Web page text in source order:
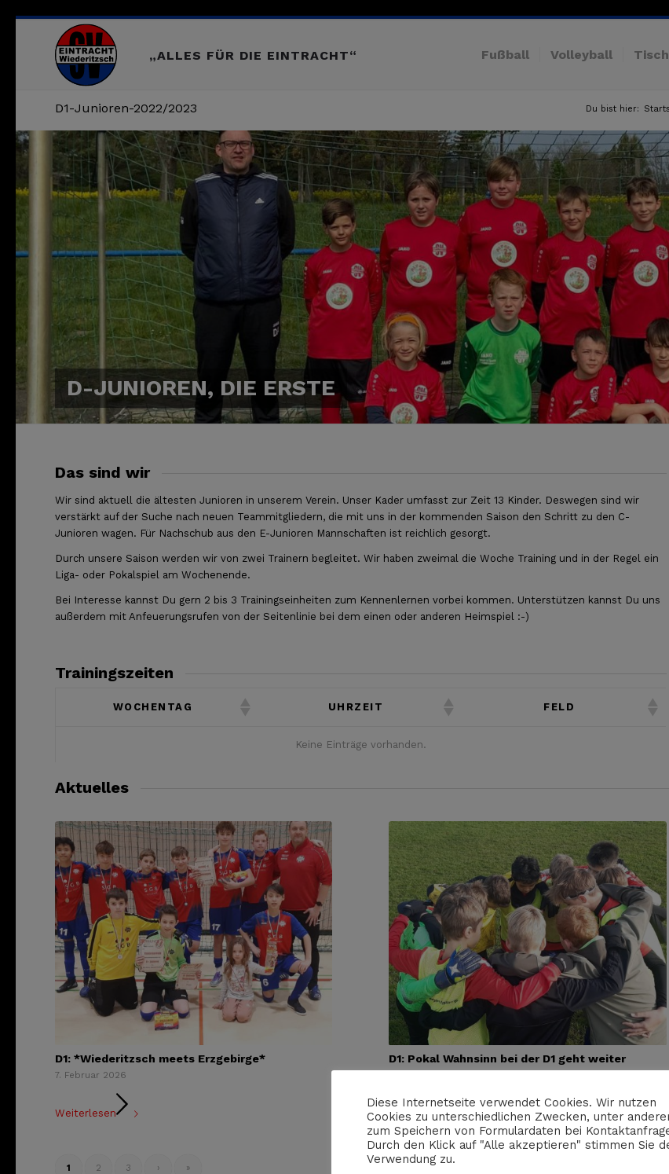
Fußball Volleyball
„ALLES FÜR DIE EINTRACHT“
D1-Junioren-2022/2023 Du bist hier:
D-JUNIOREN, DIE ERSTE
Das sind wir
Wir sind aktuell die ältesten Junioren in unserem Verein. Unser Kader umfasst zur Zeit 13 Kinder. Deswegen sind wir
verstärkt auf der Suche nach neuen Teammitgliedern, die mit uns in der kommenden Saison den Schritt zu den C-
Junioren wagen. Für Nachschub aus den E-Junioren Mannschaften ist reichlich gesorgt.
Durch unsere Saison werden wir von zwei Trainern begleitet. Wir haben zweimal die Woche Training und in der Regel ein
Liga- oder Pokalspiel am Wochenende.
Bei Interesse kannst Du gern 2 bis 3 Trainingseinheiten zum Kennenlernen vorbei kommen. Unterstützen kannst Du uns
außerdem mit Anfeuerungsrufen von der Seitenlinie bei dem einen oder anderen Heimspiel :-)
Trainingszeiten
WOCHENTAG UHRZEIT FELD
Keine Einträge vorhanden.
Aktuelles
D1: *Wiederitzsch meets Erzgebirge*
7. Februar 2026
Weiterlesen
D1: Pokal Wahnsinn bei der D1 geht weiter
Weiterlesen
1 2 3 › »
Diese Internetseite verwendet Cookies. Wir nutzen
Cookies zu unterschiedlichen Zwecken, unter
zum Speichern von Formulardaten bei
Durch den Klick auf "Alle akzeptieren" stimmen Sie
Verwendung zu.